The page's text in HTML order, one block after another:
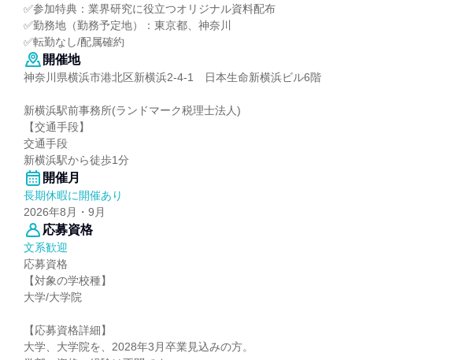
✅参加特典：業界研究に役立つオリジナル資料配布
✅勤務地（勤務予定地）：東京都、神奈川
✅転勤なし/配属確約
開催地
神奈川県横浜市港北区新横浜2-4-1 日本生命新横浜ビル6階
新横浜駅前事務所(ランドマーク税理士法人)
【交通手段】
交通手段
新横浜駅から徒歩1分
開催月
長期休暇に開催あり
2026年8月・9月
応募資格
文系歓迎
応募資格
【対象の学校種】
大学/大学院
【応募資格詳細】
大学、大学院を、2028年3月卒業見込みの方。